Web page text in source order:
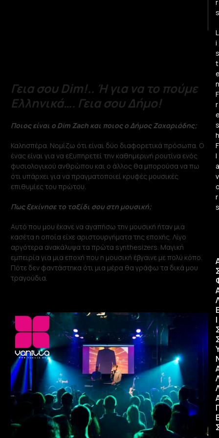
Γεια σου Dim!.. Ή για να το πούμε
Ελληνικά…. Γεια σου Δήμο!
Ποιος είναι ο Dim Zach και ποιος ο Δήμος Ζαχαριάδης;
Καλησπέρα. Νομίζω ότι είναι δύο διαφορετικά πρόσωπα. Ο
ένας είναι για να εξυπηρετεί την καθημερινή ρουτίνα ενός
φυσιολογικού ανθρώπου και ο άλλος θα μπορούσα να πω
ότι υπάρχει για να πραγματοποιεί κρυφές μουσικές
επιθυμίες του πρώτου.
Πως ξεκίνησε το ταξίδι σου στη μουσική;
Αυτό που μου έκανε να αγαπήσω την μουσική ήταν μια
κασέτα η οποία είχε αριστουργήματα της εποχής. Λίγο
αργότερα ανακάλυψα τα πρώτα synthesizers. Μαγική
εμπειρία για μια εποχή που η μουσική έβγαινε με πολύ κόπο.
Πότε δεν φαντάστηκα ότι μια μέρα θα γράφω τα δικά μου
τραγούδια.
r
s
L
i
s
t
n
F
r
s
h
F
l
a
v
r
s
Ι